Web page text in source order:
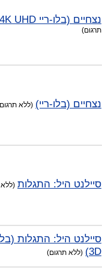
- נצחיים (בלו-ריי 4K UHD)
תרגום)
נצחיים (בלו-ריי) (ללא
סיילנט היל: התגלות (ללא
סיילנט היל: התגלות
3D)
(ללא תרגום)